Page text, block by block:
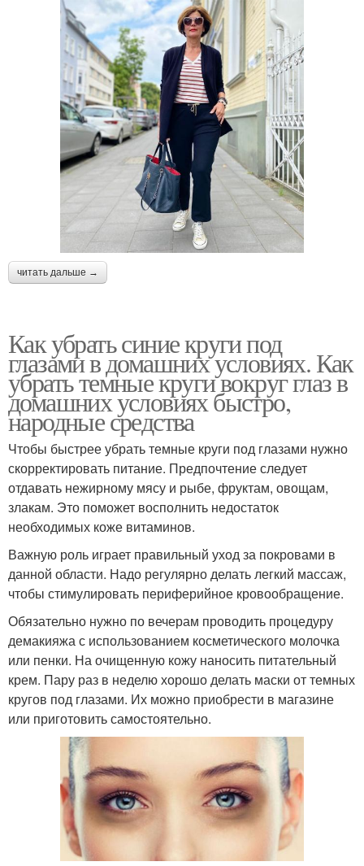
читать дальше →
Как убрать синие круги под
глазами в домашних условиях. Как
убрать темные круги вокруг глаз в
домашних условиях быстро,
народные средства
Чтобы быстрее убрать темные круги под глазами нужно
скорректировать питание. Предпочтение следует
отдавать нежирному мясу и рыбе, фруктам, овощам,
злакам. Это поможет восполнить недостаток
необходимых коже витаминов.
Важную роль играет правильный уход за покровами в
данной области. Надо регулярно делать легкий массаж,
чтобы стимулировать периферийное кровообращение.
Обязательно нужно по вечерам проводить процедуру
демакияжа с использованием косметического молочка
или пенки. На очищенную кожу наносить питательный
крем. Пару раз в неделю хорошо делать маски от темных
кругов под глазами. Их можно приобрести в магазине
или приготовить самостоятельно.